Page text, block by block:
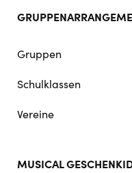
Gruppen
Schulklassen
Vereine
MUSICAL